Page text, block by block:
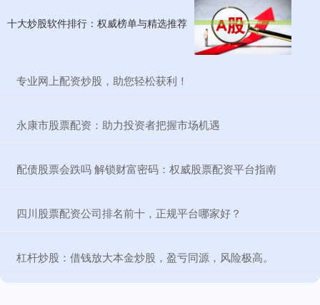
十大炒股软件排行：权威榜单与精选推荐
​专业网上配资炒股，助您轻松获利！
​永康市股票配资：助力投资者把握市场机遇
​配债股票会跌吗 解锁财富密码：权威股票配资平台指南
​四川股票配资公司排名前十，正规平台哪家好？
​杠杆炒股：借钱放大本金炒股，盈亏同源，风险极高。